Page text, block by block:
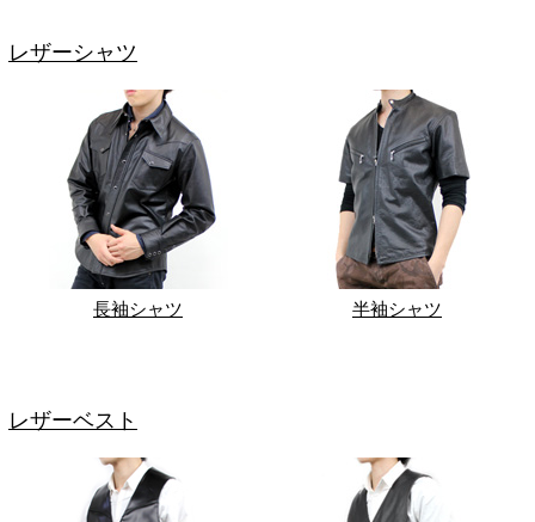
レザーシャツ
長袖シャツ 半袖シャツ
レザーベスト